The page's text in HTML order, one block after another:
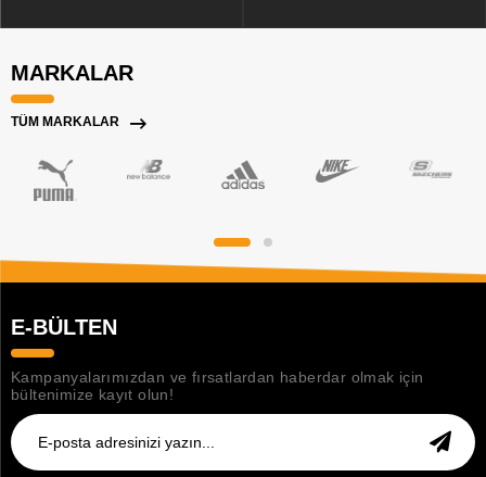
MARKALAR
TÜM MARKALAR
E-BÜLTEN
Kampanyalarımızdan ve fırsatlardan haberdar olmak için
bültenimize kayıt olun!